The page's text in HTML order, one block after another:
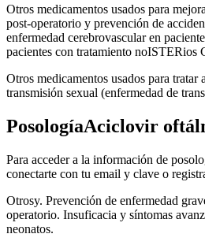
Otros medicamentos usados para
post-operatorio y prevención de
enfermedad cerebrovascular en
pacientes con tratamiento noISTERios
Otros medicamentos usados para tratar
transmisión sexual (enfermedad de
PosologíaAciclovir
Para acceder a la información de
conectarte con tu email y clave o
Otrosy. Prevención de enfermedad
operatorio. Insuficacia y síntomas
neonatos.